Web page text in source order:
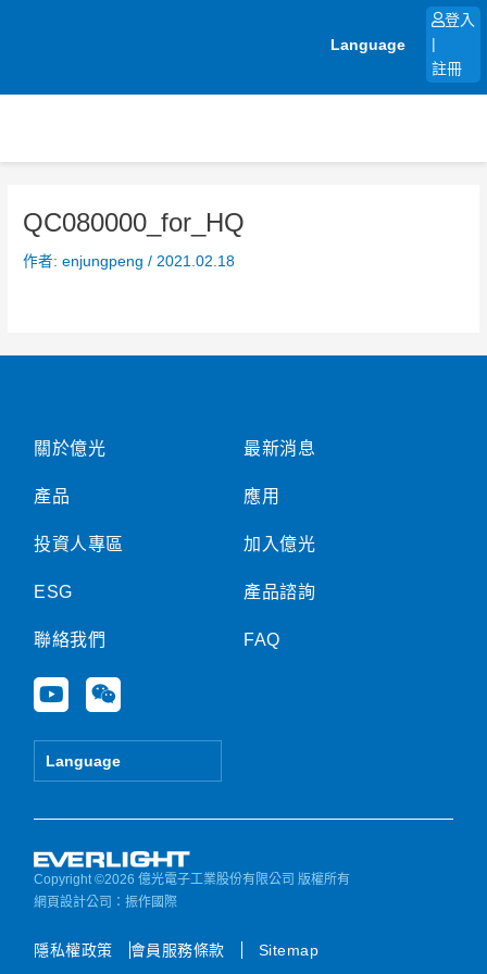
Language
登入
註冊
QC080000_for_HQ
作者:enjungpeng/ 2021.02.18
關於億光
產品
投資人專區
ESG
聯絡我們
Y
o
u
e
W
e
i
Language
最新消息
應用
加入億光
產品諮詢
FAQ
Copyright ©2026 億光電子工業股份有限公司 版權所有
網頁設計公司 ：振作國際
隱私權政策 會員服務條款 Sitemap